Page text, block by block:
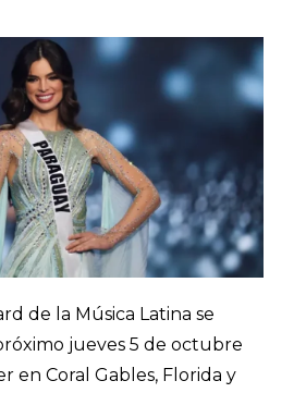
de la Música Latina se
jueves 5 de octubre
en Coral Gables, Florida y